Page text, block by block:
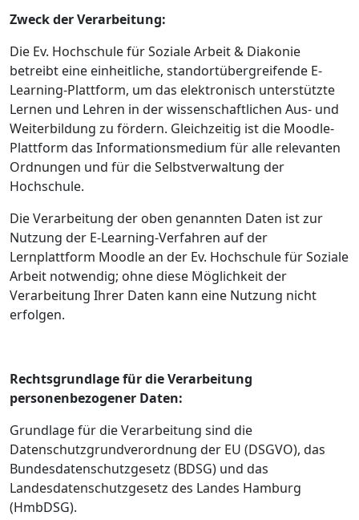
Zweck der Verarbeitung:
Die Ev. Hochschule für Soziale Arbeit & Diakonie
betreibt eine einheitliche, standortübergreifende E-
Learning-Plattform, um das elektronisch unterstützte
Lernen und Lehren in der wissenschaftlichen Aus- und
Weiterbildung zu fördern. Gleichzeitig ist die Moodle-
Plattform das Informationsmedium für alle relevanten
Ordnungen und für die Selbstverwaltung der
Hochschule.
Die Verarbeitung der oben genannten Daten ist zur
Nutzung der E-Learning-Verfahren auf der
Lernplattform Moodle an der Ev. Hochschule für Soziale
Arbeit notwendig; ohne diese Möglichkeit der
Verarbeitung Ihrer Daten kann eine Nutzung nicht
erfolgen.
Rechtsgrundlage für die Verarbeitung
personenbezogener Daten:
Grundlage für die Verarbeitung sind die
Datenschutzgrundverordnung der EU (DSGVO), das
Bundesdatenschutzgesetz (BDSG) und das
Landesdatenschutzgesetz des Landes Hamburg
(HmbDSG).